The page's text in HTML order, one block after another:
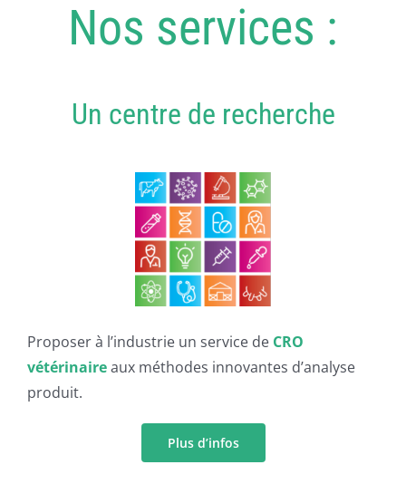
CONTACT
Nos services :
Un centre de recherche
Proposer à l’industrie un service de CRO
vétérinaireaux méthodes innovantes d’analyse
produit.
Plus d’infos